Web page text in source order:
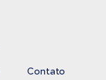
Contato